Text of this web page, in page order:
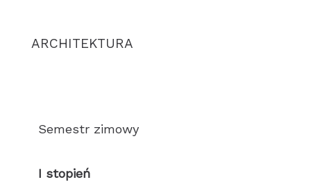
ARCHITEKTURA
Semestr zimowy
I stopień